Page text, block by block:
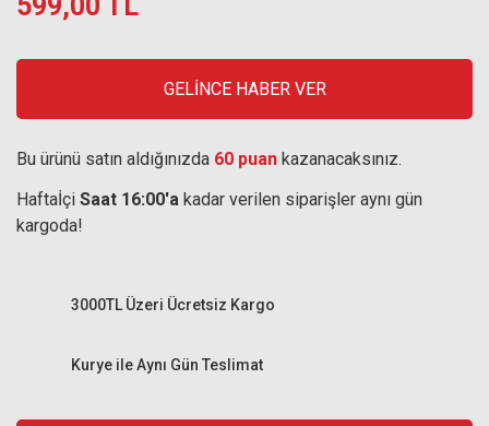
GELİNCE HABER VER
Bu ürünü satın aldığınızda 60 puan kazanacaksınız.
Haftaİçi Saat 16:00'a kadar verilen siparişler aynı gün
kargoda!
Kurye ile Aynı Gün Teslimat
3000TL Üzeri Ücretsiz Kargo